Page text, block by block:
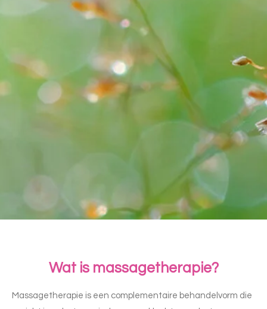
Wat is massagetherapie?
Massagetherapie is een complementaire behandelvorm die